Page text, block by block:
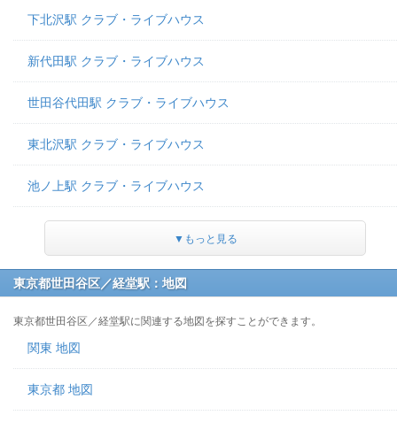
下北沢駅 クラブ・ライブハウス
新代田駅 クラブ・ライブハウス
世田谷代田駅 クラブ・ライブハウス
東北沢駅 クラブ・ライブハウス
池ノ上駅 クラブ・ライブハウス
▼もっと見る
東京都世田谷区／経堂駅：地図
東京都世田谷区／経堂駅に関連する地図を探すことができます。
関東 地図
東京都 地図